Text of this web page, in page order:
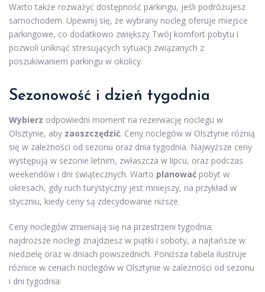
Warto także rozważyć dostępność parkingu, jeśli podróżujesz
samochodem. Upewnij się, że wybrany nocleg oferuje miejsce
parkingowe, co dodatkowo zwiększy Twój komfort pobytu i
pozwoli uniknąć stresujących sytuacji związanych z
poszukiwaniem parkingu w okolicy.
Sezonowość i dzień tygodnia
Wybierz odpowiedni moment na rezerwację noclegu w
Olsztynie, aby zaoszczędzić. Ceny noclegów w Olsztynie różnią
się w zależności od sezonu oraz dnia tygodnia. Najwyższe ceny
występują w sezonie letnim, zwłaszcza w lipcu, oraz podczas
weekendów i dni świątecznych. Warto planować pobyt w
okresach, gdy ruch turystyczny jest mniejszy, na przykład w
styczniu, kiedy ceny są zdecydowanie niższe.
Ceny noclegów zmieniają się na przestrzeni tygodnia;
najdroższe noclegi znajdziesz w piątki i soboty, a najtańsze w
niedzielę oraz w dniach powszednich. Poniższa tabela ilustruje
różnice w cenach noclegów w Olsztynie w zależności od sezonu
i dni tygodnia: